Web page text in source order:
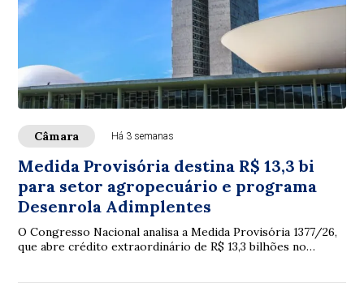
Câmara Há 3 semanas
Medida Provisória destina R$ 13,3 bi
para setor agropecuário e programa
Desenrola Adimplentes
O Congresso Nacional analisa a Medida Provisória 1377/26,
que abre crédito extraordinário de R$ 13,3 bilhões no